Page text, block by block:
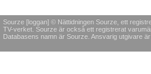
Sourze [loggan] © Nättidningen Sourze, ett
TV-verket. Sourze är också ett registrerat
Databasens namn är Sourze. Ansvarig utgivare